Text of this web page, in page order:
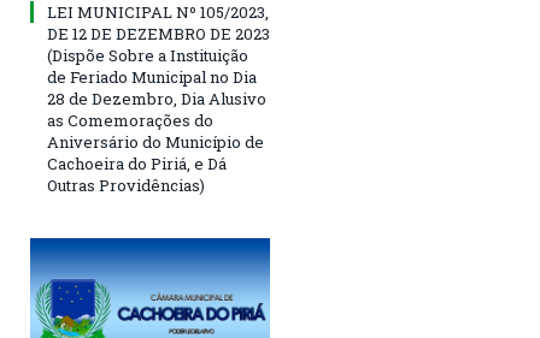
LEI MUNICIPAL Nº 105/2023,
DE 12 DE DEZEMBRO DE 2023
(Dispõe Sobre a Instituição
de Feriado Municipal no Dia
28 de Dezembro, Dia Alusivo
as Comemorações do
Aniversário do Município de
Cachoeira do Piriá, e Dá
Outras Providências)